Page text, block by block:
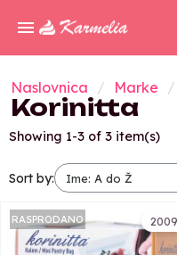
Naslovnica Marke
Korinitta
Showing 1-3 of 3 item(s)
Sort by:
2009
RASPRODANO